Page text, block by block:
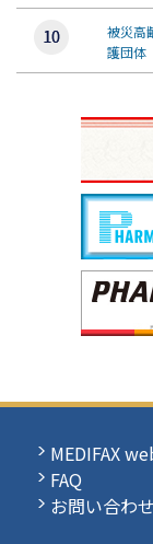
被災高
護団体
MEDIFAX
FAQ
お問い合わせ